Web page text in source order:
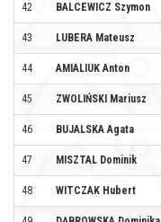
42 BALCEWICZ Szymon
43 LUBERA Mateusz
44 AMIALIUK Anton
45 ZWOLIŃSKI Mariusz
46 BUJALSKA Agata
47 MISZTAL Dominik
48 WITCZAK Hubert